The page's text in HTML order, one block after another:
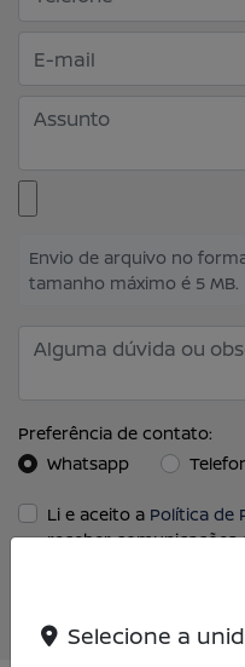
Envio de arquivo no
tamanho máximo é 5 MB.
Preferência de contato:
Whatsapp
Li e aceito a Política de
receber comunicações
Selecione a